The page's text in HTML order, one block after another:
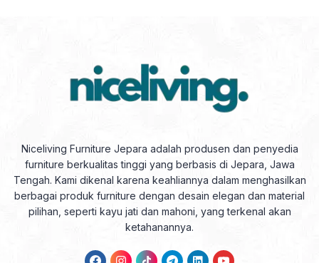
Niceliving Furniture Jepara adalah produsen dan penyedia
furniture berkualitas tinggi yang berbasis di Jepara, Jawa
Tengah. Kami dikenal karena keahliannya dalam menghasilkan
berbagai produk furniture dengan desain elegan dan material
pilihan, seperti kayu jati dan mahoni, yang terkenal akan
ketahanannya.